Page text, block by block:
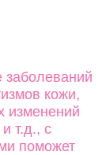
заболеваний
кожи,
изменений
т.д., с
поможет